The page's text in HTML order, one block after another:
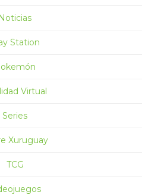
Noticias
Station
Virtual
Series
Xuruguay
TCG